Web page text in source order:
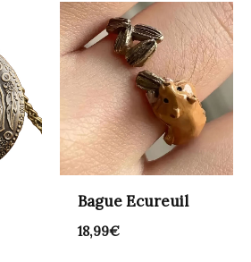
Bague Ecureuil
18,99€